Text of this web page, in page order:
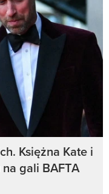
Księżna Kate i
gali BAFTA